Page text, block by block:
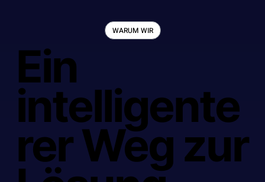
WARUM WIR
Ein
intelligente
rer Weg zur